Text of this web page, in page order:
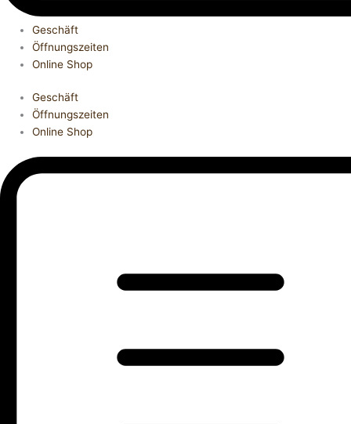
Geschäft
Öffnungszeiten
Online Shop
Geschäft
Öffnungszeiten
Online Shop